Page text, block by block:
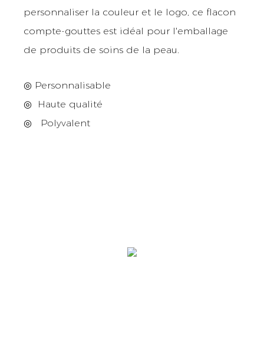
personnaliser la couleur et le logo, ce flacon
compte-gouttes est idéal pour l'emballage
de produits de soins de la peau.
◎ Personnalisable
◎
Haute qualité
◎
Polyvalent